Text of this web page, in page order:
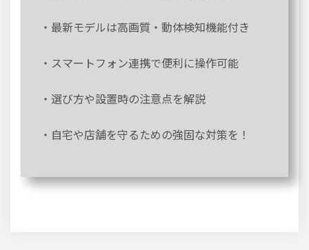
・最新モデルは高画質・動体検知機能付き
・スマートフォン連携で便利に操作可能
・選び方や設置時の注意点を解説
・自宅や店舗を守るための強固な対策を！